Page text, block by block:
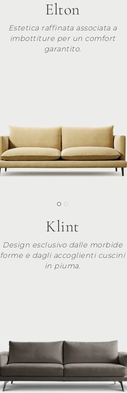
Elton
Estetica raffinata associata a
imbottiture per un comfort
garantito.
Klint
Design esclusivo dalle morbide
forme e dagli accoglienti cuscini
in piuma.